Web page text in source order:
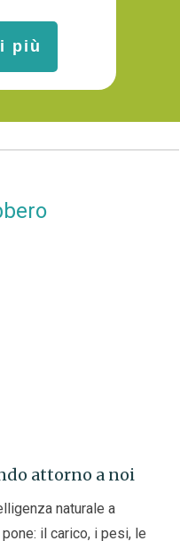
più
attorno a noi
naturale a
il carico, i pesi, le